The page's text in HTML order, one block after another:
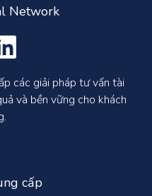
Network
các giải pháp tư vấn tài
và bền vững cho khách
cấp